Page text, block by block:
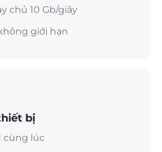
chủ 10 Gb/giây
giới hạn
bị
cùng lúc